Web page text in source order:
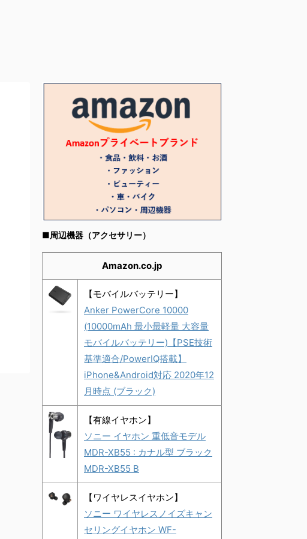
■周辺機器（アクセサリー）
Amazon.co.jp
【モバイルバッテリー】
Anker PowerCore 10000
(10000mAh 最小最軽量 大容量
モバイルバッテリー)【PSE技術
基準適合/PowerIQ搭載】
iPhone&Android対応 2020年12
月時点 (ブラック)
【有線イヤホン】
ソニー イヤホン 重低音モデル
MDR-XB55 : カナル型 ブラック
MDR-XB55 B
【ワイヤレスイヤホン】
ソニー ワイヤレスノイズキャン
セリングイヤホン WF-